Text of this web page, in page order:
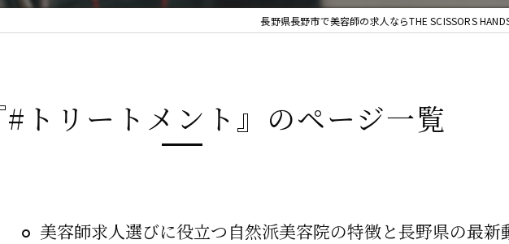
長野県長野市で美容師の求人ならTHE SCISSORS
トリートメント』のページ一覧
美容師求人選びに役立つ自然派美容院の特徴と長野県の最新